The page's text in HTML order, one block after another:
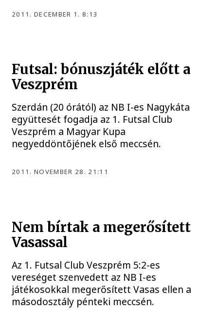
2011. DECEMBER 1. 8:13
Futsal: bónuszjáték előtt a
Veszprém
Szerdán (20 órától) az NB I-es Nagykáta
együttesét fogadja az 1. Futsal Club
Veszprém a Magyar Kupa
negyeddöntőjének első meccsén.
2011. NOVEMBER 28. 21:11
Nem bírtak a megerősített
Vasassal
Az 1. Futsal Club Veszprém 5:2-es
vereséget szenvedett az NB I-es
játékosokkal megerősített Vasas ellen a
másodosztály pénteki meccsén.